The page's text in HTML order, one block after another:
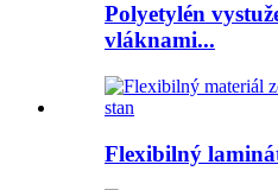
Polyetylén
vláknami...
Flexibilný